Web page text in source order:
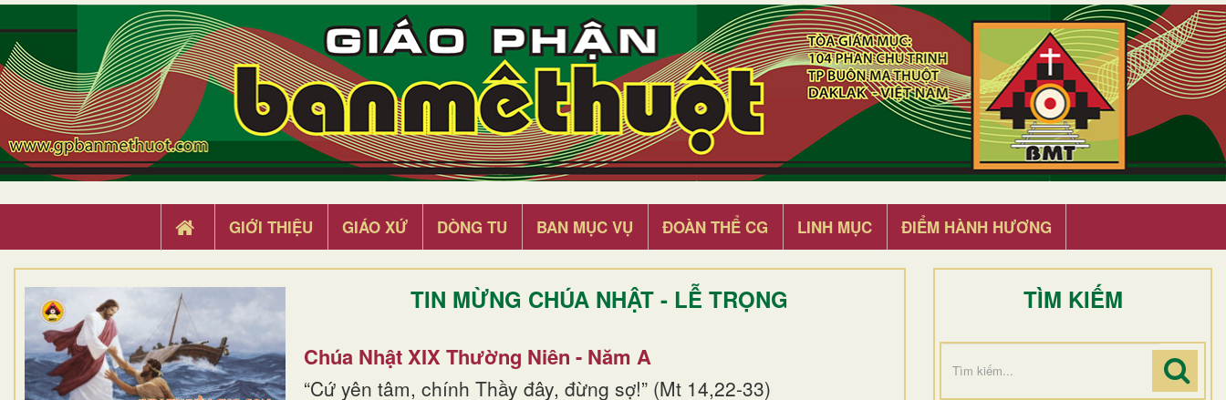
GIỚI THIỆU GIÁO XỨ DÒNG TU BAN MỤC VỤ ĐOÀN THỂ CG LINH MỤC ĐIỂM HÀNH HƯƠNG
TIN MỪNG CHÚA NHẬT - LỄ TRỌNG
Chúa Nhật XIX Thường Niên - Năm A
“Cứ yên tâm, chính Thầy đây, đừng sợ!” (Mt 14,22-33)
TÌM KIẾM